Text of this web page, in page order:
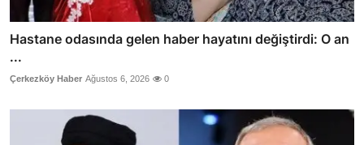
Hastane odasında gelen haber hayatını değiştirdi: O an
...
Çerkezköy Haber Ağustos 6, 2026 0